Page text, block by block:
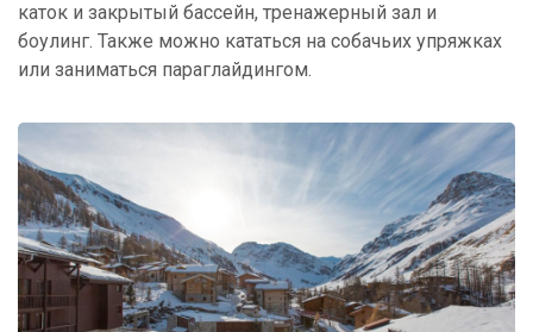
каток и закрытый бассейн, тренажерный зал и
боулинг. Также можно кататься на собачьих упряжках
или заниматься параглайдингом.